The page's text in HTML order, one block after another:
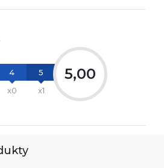
4
x0
5
x1
5,00